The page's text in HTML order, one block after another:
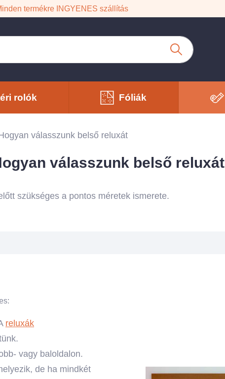
termékre INGYENES szállítás
rolók Fóliák
válasszunk belső reluxát
válasszunk belső reluxát
szükséges a pontos méretek ismerete.
reluxák
vagy baloldalon.
de ha mindkét